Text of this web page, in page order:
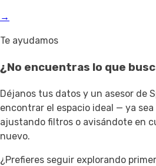
→
Te ayudamos
¿No encuentras lo que
Déjanos tus datos y un asesor de
encontrar el espacio ideal — ya
ajustando filtros o avisándote en
nuevo.
¿Prefieres seguir explorando